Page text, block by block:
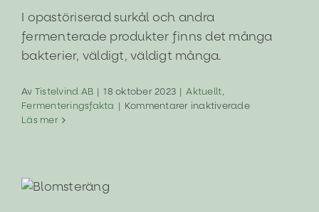
I opastöriserad surkål och andra
fermenterade produkter finns det många
bakterier, väldigt, väldigt många.
Av Tistelvind AB | 18 oktober 2023 | Aktuellt,
Fermenteringsfakta | Kommentarer inaktiveradeför
Läs mer
Vilka sorters bakterier finns det i